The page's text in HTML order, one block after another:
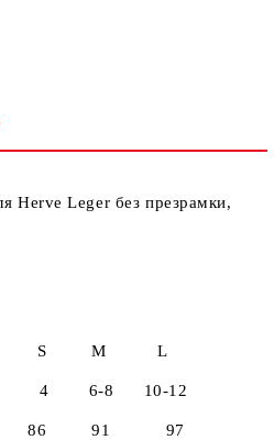
Herve Leger без презрамки,
S, M, L
S M L
10-12
86 91 97